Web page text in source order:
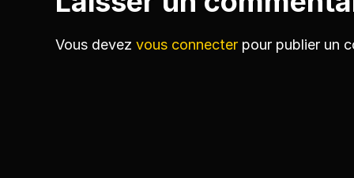
Vous devez vous connecter pour publier un